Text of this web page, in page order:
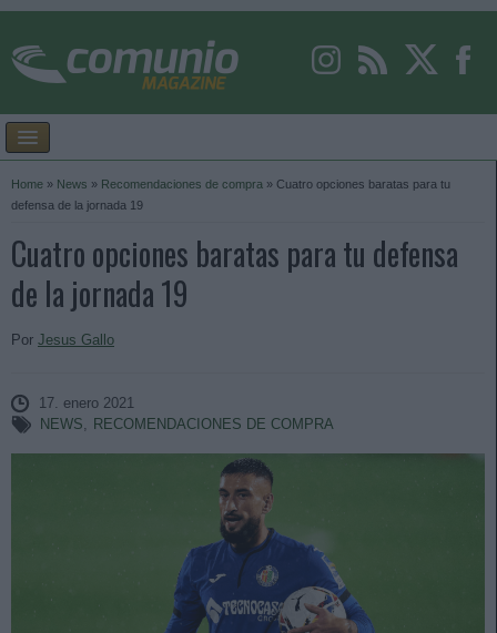
Home » News » Recomendaciones de compra » Cuatro opciones baratas para tu
defensa de la jornada 19
Cuatro opciones baratas para tu defensa
de la jornada 19
Por Jesus Gallo
17. enero 2021
NEWS, RECOMENDACIONES DE COMPRA